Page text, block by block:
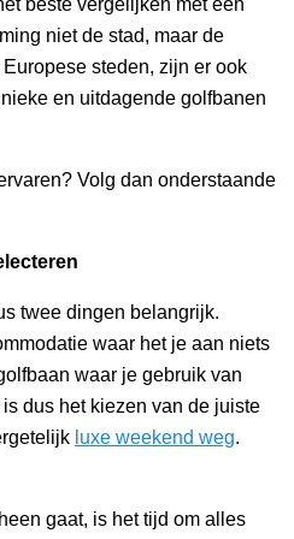
beste vergelijken met een
niet de stad, maar de
steden, zijn er ook
en uitdagende golfbanen
Volg dan onderstaande
twee dingen belangrijk.
waar het je aan niets
waar je gebruik van
dus het kiezen van de juiste
luxe weekend weg.
gaat, is het tijd om alles